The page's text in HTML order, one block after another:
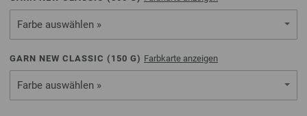
Farbe auswählen »
GARN NEW CLASSIC ( 150 G) Farbkarte anzeigen
Farbe auswählen »